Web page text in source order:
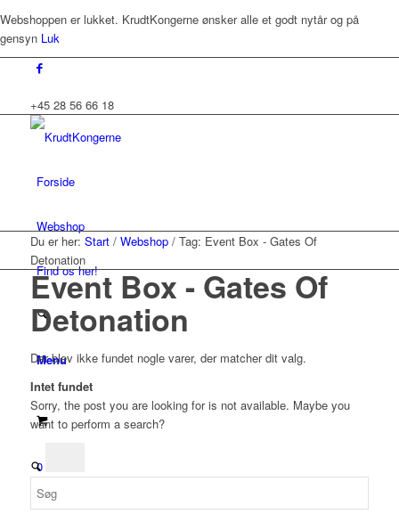
Webshoppen er lukket. KrudtKongerne ønsker alle et godt nytår og på
gensyn Luk
+45 28 56 66 18
Forside
Webshop
Find os her!
Menu
0
Du er her: Start / Webshop / Tag: Event Box - Gates Of
Detonation
Event Box - Gates Of
Detonation
Der blev ikke fundet nogle varer, der matcher dit valg.
Intet fundet
Sorry, the post you are looking for is not available. Maybe you
want to perform a search?